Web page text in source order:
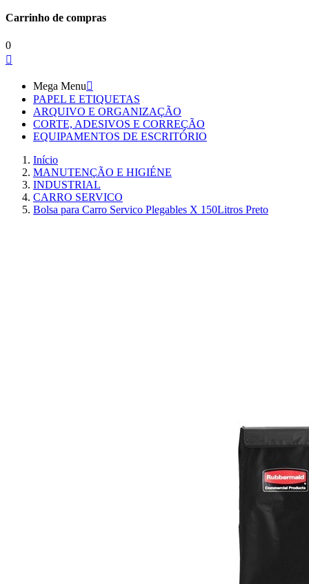
Carrinho de compras
0

Mega Menu
PAPEL E ETIQUETAS
ARQUIVO E ORGANIZAÇÃO
CORTE, ADESIVOS E CORREÇÃO
EQUIPAMENTOS DE ESCRITÓRIO
Início
MANUTENÇÃO E HIGIÉNE
INDUSTRIAL
CARRO SERVICO
Bolsa para Carro Servico Plegables X 150Litros Preto